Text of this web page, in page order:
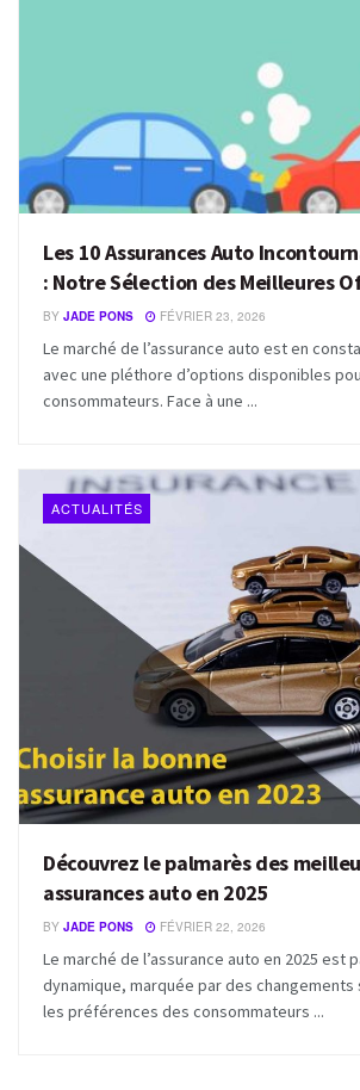
Les 10 Assurances Auto
: Notre Sélection des Meilleures
BY JADE PONS FÉVRIER 23, 2026
Le marché de l’assurance auto est en
avec une pléthore d’options disponibles
consommateurs. Face à une ...
ACTUALITÉS
Découvrez le palmarès des
assurances auto en 2025
BY JADE PONS FÉVRIER 22, 2026
Le marché de l’assurance auto en 2025 est
dynamique, marquée par des
les préférences des consommateurs ...